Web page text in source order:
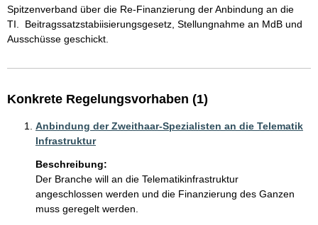
Spitzenverband über die Re-Finanzierung der Anbindung an die
TI.  Beitragssatzstabiisierungsgesetz, Stellungnahme an MdB und
Ausschüsse geschickt.
Konkrete Regelungsvorhaben (1)
Anbindung der Zweithaar-Spezialisten an die Telematik
Infrastruktur
Beschreibung:
Der Branche will an die Telematikinfrastruktur
angeschlossen werden und die Finanzierung des Ganzen
muss geregelt werden.